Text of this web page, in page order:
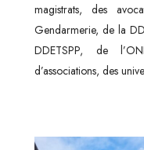
magistrats, des
Gendarmerie, de la
DDETSPP, de
d’associations, des